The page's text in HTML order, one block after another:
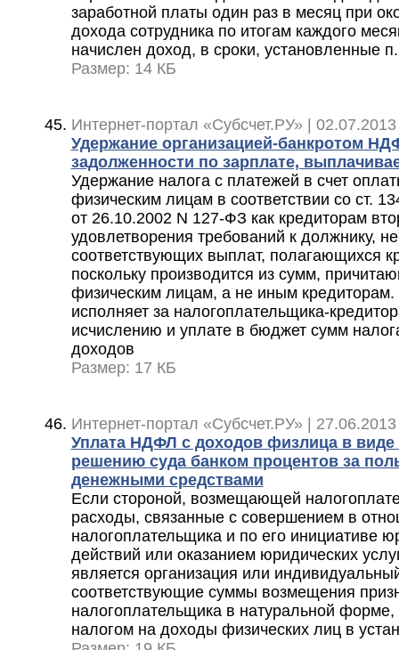
заработной платы один раз в месяц при
дохода сотрудника по итогам каждого
начислен доход, в сроки, установленные
Размер: 14 КБ
Интернет-портал «Субсчет.РУ» |
Удержание организацией-банкротом
задолженности по зарплате,
Удержание налога с платежей в счет
физическим лицам в соответствии со ст.
от 26.10.2002 N 127-ФЗ как кредиторам
удовлетворения требований к должнику,
соответствующих выплат, полагающихся
поскольку производится из сумм,
физическим лицам, а не иным кредиторам.
исполняет за налогоплательщика-
исчислению и уплате в бюджет сумм
доходов
Размер: 17 КБ
Интернет-портал «Субсчет.РУ» |
Уплата НДФЛ с доходов физлица в
решению суда банком процентов за
денежными средствами
Если стороной, возмещающей
расходы, связанные с совершением в
налогоплательщика и по его инициативе
действий или оказанием юридических
является организация или
соответствующие суммы возмещения
налогоплательщика в натуральной
налогом на доходы физических лиц в